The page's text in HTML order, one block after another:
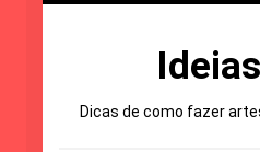
Dicas de como fazer